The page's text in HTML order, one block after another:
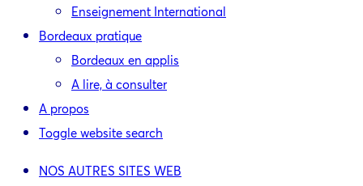
Enseignement International
Bordeaux pratique
Bordeaux en applis
A lire, à consulter
A propos
Toggle website search
NOS AUTRES SITES WEB